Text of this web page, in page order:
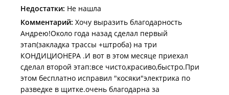
Недостатки: Не нашла
Комментарий: Хочу выразить благодарность
Андрею!Около года назад сделал первый
этап(закладка трассы +штроба) на три
КОНДИЦИОНЕРА .И вот в этом месяце приехал
сделал второй этап:все чисто,красиво,быстро.При
этом бесплатно исправил "косяки"электрика по
разведке в щитке.очень благодарна за